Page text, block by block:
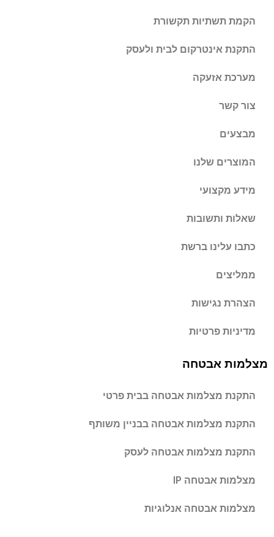
הקמת תשתיות תקשורת
התקנת אינטרקום לבית ולעסק
מערכת אזעקה
צור קשר
מבצעים
המוצרים שלנו
מידע מקצועי
שאלות ותשובות
כתבו עלינו ברשת
ממליצים
הצהרת נגישות
מדיניות פרטיות
מצלמות אבטחה
התקנת מצלמות אבטחה בבית פרטי
התקנת מצלמות אבטחה בבניין משותף
התקנת מצלמות אבטחה לעסק
מצלמות אבטחה IP
מצלמות אבטחה אנלוגיות